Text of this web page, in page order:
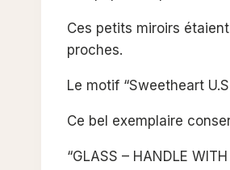
Ces petits miroirs
proches.
Le motif “Sweetheart
Ce bel exemplaire
“GLASS – HANDLE WITH